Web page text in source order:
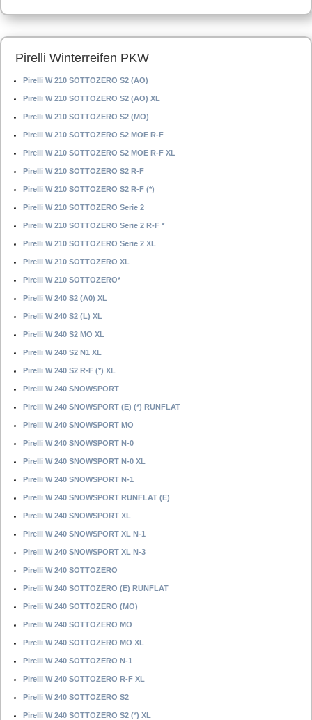
Pirelli Winterreifen PKW
Pirelli W 210 SOTTOZERO S2 (AO)
Pirelli W 210 SOTTOZERO S2 (AO) XL
Pirelli W 210 SOTTOZERO S2 (MO)
Pirelli W 210 SOTTOZERO S2 MOE R-F
Pirelli W 210 SOTTOZERO S2 MOE R-F XL
Pirelli W 210 SOTTOZERO S2 R-F
Pirelli W 210 SOTTOZERO S2 R-F (*)
Pirelli W 210 SOTTOZERO Serie 2
Pirelli W 210 SOTTOZERO Serie 2 R-F *
Pirelli W 210 SOTTOZERO Serie 2 XL
Pirelli W 210 SOTTOZERO XL
Pirelli W 210 SOTTOZERO*
Pirelli W 240 S2 (A0) XL
Pirelli W 240 S2 (L) XL
Pirelli W 240 S2 MO XL
Pirelli W 240 S2 N1 XL
Pirelli W 240 S2 R-F (*) XL
Pirelli W 240 SNOWSPORT
Pirelli W 240 SNOWSPORT (E) (*) RUNFLAT
Pirelli W 240 SNOWSPORT MO
Pirelli W 240 SNOWSPORT N-0
Pirelli W 240 SNOWSPORT N-0 XL
Pirelli W 240 SNOWSPORT N-1
Pirelli W 240 SNOWSPORT RUNFLAT (E)
Pirelli W 240 SNOWSPORT XL
Pirelli W 240 SNOWSPORT XL N-1
Pirelli W 240 SNOWSPORT XL N-3
Pirelli W 240 SOTTOZERO
Pirelli W 240 SOTTOZERO (E) RUNFLAT
Pirelli W 240 SOTTOZERO (MO)
Pirelli W 240 SOTTOZERO MO
Pirelli W 240 SOTTOZERO MO XL
Pirelli W 240 SOTTOZERO N-1
Pirelli W 240 SOTTOZERO R-F XL
Pirelli W 240 SOTTOZERO S2
Pirelli W 240 SOTTOZERO S2 (*) XL